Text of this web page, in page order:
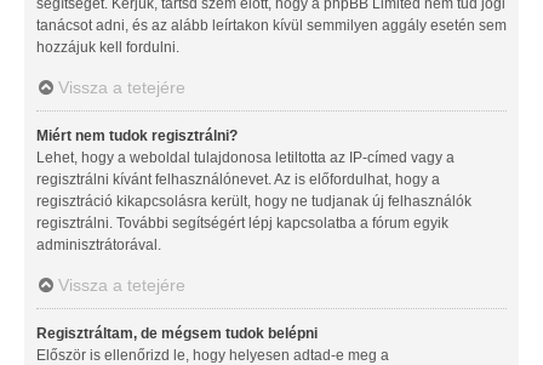
tanácsot adni, és az alább leírtakon kívül semmilyen aggály esetén sem
hozzájuk kell fordulni.
Vissza a tetejére
Miért nem tudok regisztrálni?
Lehet, hogy a weboldal tulajdonosa letiltotta az IP-címed vagy a
regisztrálni kívánt felhasználónevet. Az is előfordulhat, hogy a
regisztráció kikapcsolásra került, hogy ne tudjanak új felhasználók
regisztrálni. További segítségért lépj kapcsolatba a fórum egyik
adminisztrátorával.
Vissza a tetejére
Regisztráltam, de mégsem tudok belépni
Először is ellenőrizd le, hogy helyesen adtad-e meg a